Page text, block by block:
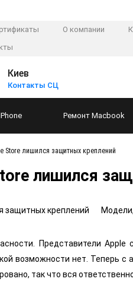
О компании
Киев
Контакты СЦ
Ремонт Macbook
Store лишился защитных креплений
лишился
Представители
возможности нет. Теперь
так что вся